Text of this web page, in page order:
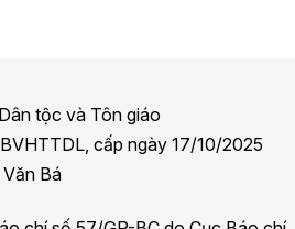
tộc và Tôn giáo
cấp ngày 17/10/2025
Bá